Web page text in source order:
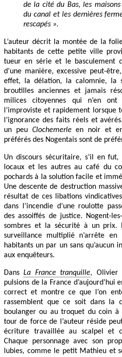
de la cité du Bas, les
du canal et les dernières
rescapés ».
L’auteur décrit la montée de la
habitants de cette petite ville
tueur en série et le basculement
d’une manière, excessive peut-
effet, la délation, la calomnie, la
broutilles anciennes et jamais
milices citoyennes qui n’en
l’improviste et rapidement lorsque
l’ignorance des faits réels et
un peu Clochemerleen noir et en
préférés des Nogentais sont de
Un discours sécuritaire, s’il en
locaux et les autres au café du
pochards à la solution facile et
Une descente de destruction
résultat de ces libations
dans l’incendie d’une roulotte
des assoiffés de justice. Nogent-
sombres et la sécurité à un prix.
surveillance multiplié n’arrête
habitants un par un sans qu’aucun
aux enquêteurs.
DansLa France tranquille, Olivier
pulsions de la France d’aujourd’hui
correct et montre ce que l’on
rassemblent que ce soit dans la
boulanger ou au troquet du coin à
tour de force de l’auteur réside
écriture travaillée au scalpel et
Chaque personnage avec son
lubies, comme le petit Mathieu et